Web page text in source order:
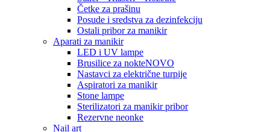
Četke za prašinu
Posude i sredstva za dezinfekciju
Ostali pribor za manikir
Aparati za manikir
LED i UV lampe
Brusilice za nokteNOVO
Nastavci za električne turpije
Aspiratori za manikir
Stone lampe
Sterilizatori za manikir pribor
Rezervne neonke
Nail art